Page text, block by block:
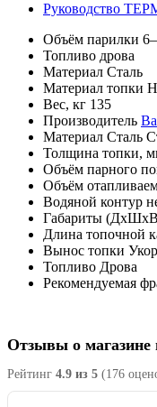
Руководство
Объём парилки
Топливо дрова
Материал Сталь
Материал топки
Вес, кг 135
Производитель
Материал Сталь
Толщина топки,
Объём парного
Объём
Водяной контур
Габариты
Длина топочной
Вынос топки
Топливо Дрова
Рекомендуемая
Отзывы о магазине
Рейтинг 4.9 из 5 (176